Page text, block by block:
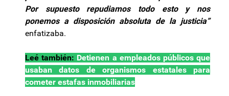
Por supuesto repudiamos todo esto y nos
ponemos a disposición absoluta de la justicia”
enfatizaba.
Leé también: Detienen a empleados públicos que
usaban datos de organismos estatales para
cometer estafas inmobiliarias